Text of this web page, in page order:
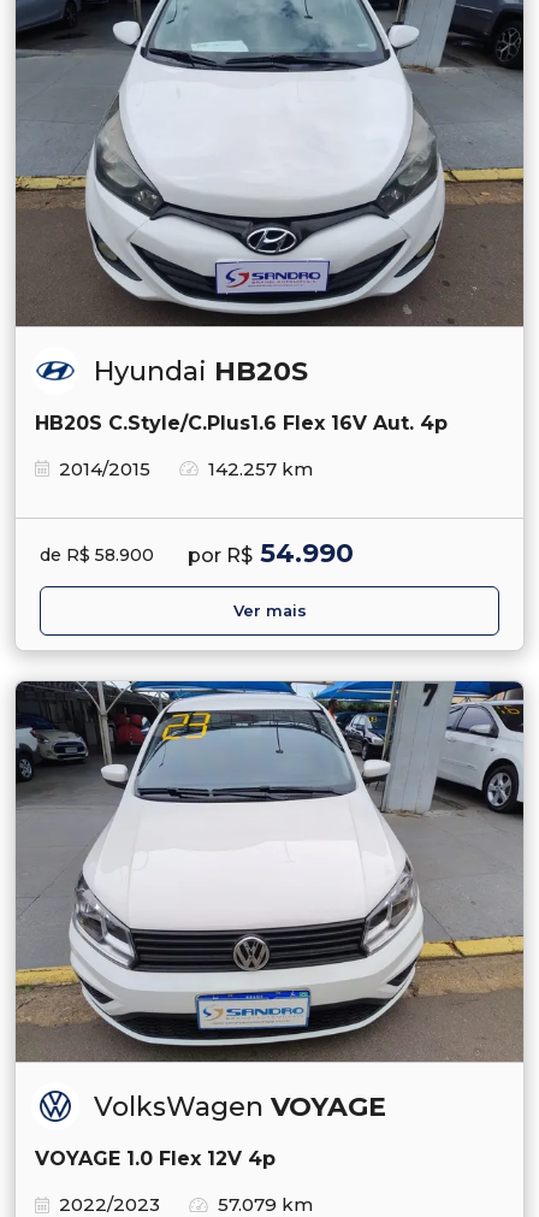
Hyundai HB20S
HB20S C.Style/C.Plus1.6 Flex 16V Aut. 4p
2014/2015
142.257 km
de R$ 58.900 por R$ 54.990
Ver mais
VolksWagen VOYAGE
VOYAGE 1.0 Flex 12V 4p
2022/2023
57.079 km